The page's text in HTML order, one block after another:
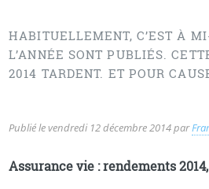
HABITUELLEMENT, C’EST À
L’ANNÉE SONT PUBLIÉS.
2014 TARDENT. ET POUR
Publié levendredi 12 décembre 2014par
Assurance vie : rendements